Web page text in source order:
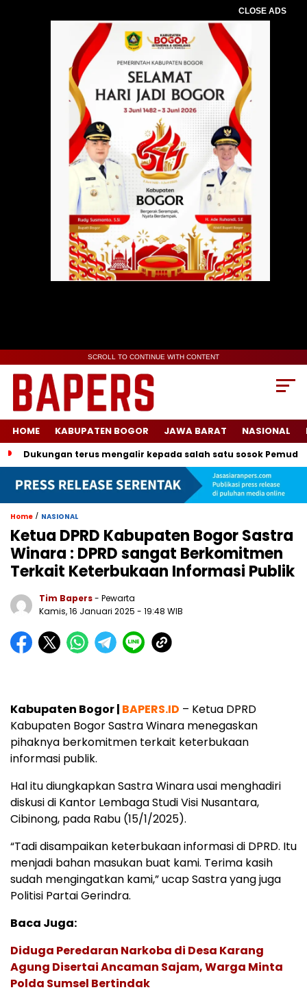
CLOSE ADS
SCROLL TO CONTINUE WITH CONTENT
HOME KABUPATEN BOGOR JAWA BARAT NASIONAL
Dukungan terus mengalir kepada salah satu sosok
Home / NASIONAL
Ketua DPRD Kabupaten Bogor Sastra
Winara : DPRD sangat Berkomitmen
Terkait Keterbukaan Informasi Publik
Tim Bapers- Pewarta
Kamis, 16 Januari 2025 - 19:48 WIB
Kabupaten Bogor | BAPERS.ID – Ketua DPRD
Kabupaten Bogor Sastra Winara menegaskan
pihaknya berkomitmen terkait keterbukaan
informasi publik.
Hal itu diungkapkan Sastra Winara usai menghadiri
diskusi di Kantor Lembaga Studi Visi Nusantara,
Cibinong, pada Rabu (15/1/2025).
“Tadi disampaikan keterbukaan informasi di DPRD. Itu
menjadi bahan masukan buat kami. Terima kasih
sudah mengingatkan kami,” ucap Sastra yang juga
Politisi Partai Gerindra.
Baca Juga:
Diduga Peredaran Narkoba di Desa Karang
Agung Disertai Ancaman Sajam, Warga Minta
Polda Sumsel Bertindak